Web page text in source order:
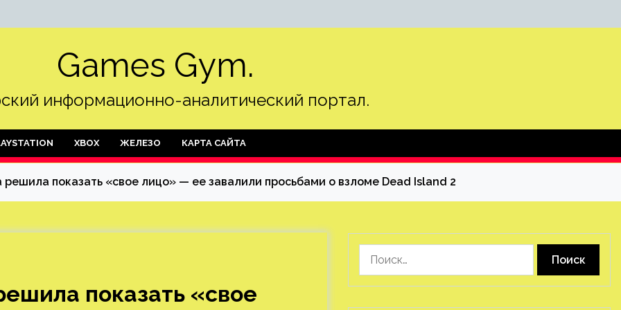
Games Gym.
информационно-аналитический портал.
XBOX ЖЕЛЕЗО КАРТА САЙТА
решила показать «свое лицо» — ее завалили просьбами о взломе Dead Island 2
показать «свое